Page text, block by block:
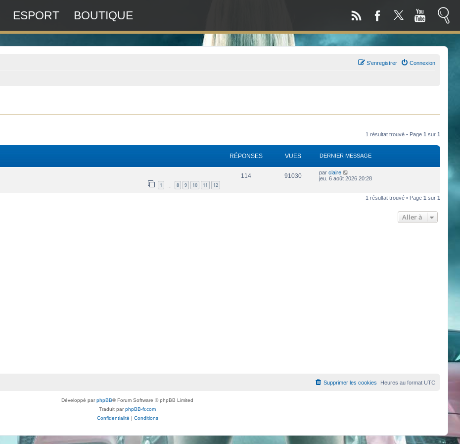
ESPORT BOUTIQUE
Connexion
S’enregistrer
1 résultat trouvé • Page 1sur 1
RÉPONSES VUES DERNIER MESSAGE
1 8 9 10 11 12
114 91030 par claire
jeu. 6 août 2026 20:28
1 résultat trouvé • Page 1sur 1
Aller à
Heures au format UTC
Supprimer les cookies
Développé parphpBB® Forum Software © phpBB Limited
Traduit parphpBB-fr.com
Confidentialité
Conditions